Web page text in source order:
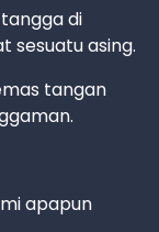
di
sesuatu asing.
tangan
apapun